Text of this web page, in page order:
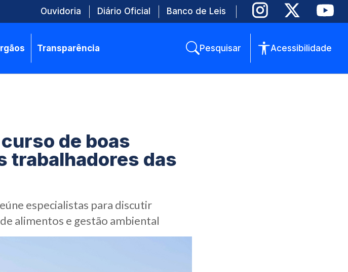
Ouvidoria Diário Oficial Banco de Leis
Transparência Pesquisar Acessibilidade
de boas
trabalhadores das
especialistas para discutir
alimentos e gestão ambiental